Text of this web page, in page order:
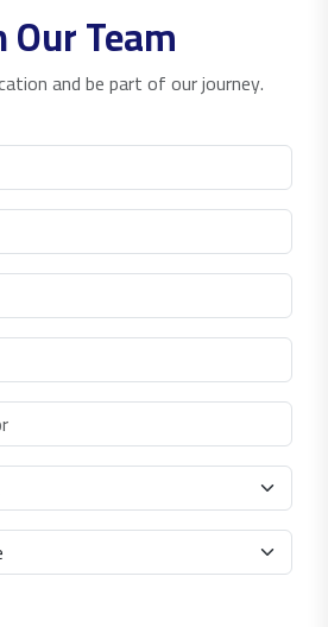
Our Team
and be part of our journey.